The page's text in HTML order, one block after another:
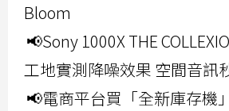
Bloom
📢Sony 1000X THE
工地實測降噪效果 空間音訊
📢電商平台買「全新庫存機